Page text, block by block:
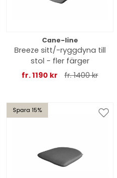
Cane-line
Breeze sitt/-ryggdyna till
stol - fler färger
fr. 1190 kr
fr. 1400 kr
Spara 15%